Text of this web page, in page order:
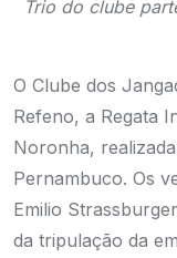
Trio do clube
O Clube dos
Refeno, a Regata
Noronha,
Pernambuco. Os
Emilio
da tripulação da